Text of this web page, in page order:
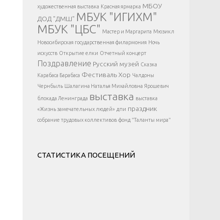
</div >
художественная выставка Красная ярмарка МБОУ
ДОД "ДМШ" МБУК "ИГИХМ"
МБУК "ЦБС" Мастер и Маргарита Мюзикл
Новосибирская государственная филармония Ночь
искусств Открытие елки Отчетный концерт
Поздравление Русский музей Сказка
Карабаса Барабаса ФестивальХор Чалдоны
Чернбыль Шалагина Наталья Михайловна Ярошевич
блокада Ленинграда выставка выставка
«Жизнь замечательных людей» дпи праздник
собрание трудовых коллективов фонд "Таланты мира"
СТАТИСТИКА ПОСЕЩЕНИЙ